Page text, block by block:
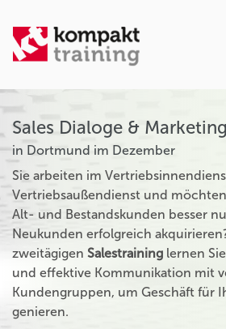
Sales Dialoge &
in Dortmund im Dezember
Sie arbeiten im
Vertriebsaußendienst und
Alt- und Bestandskunden besser
Neukunden erfolgreich
zweitägigen Salestraining lernen
und effektive Kommunikation mit
Kundengruppen, um Geschäft für
genieren.